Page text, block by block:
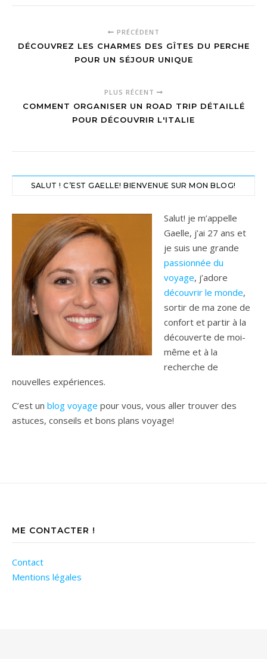
une expérience
maritime unique
PRÉCÉDENT
DÉCOUVREZ LES CHARMES DES GÎTES DU PERCHE
POUR UN SÉJOUR UNIQUE
PLUS RÉCENT
COMMENT ORGANISER UN ROAD TRIP DÉTAILLÉ
POUR DÉCOUVRIR L'ITALIE
SALUT ! C’EST GAELLE! BIENVENUE SUR MON BLOG!
Salut! je m’appelle
Gaelle, j’ai 27 ans et
je suis une grande
passionnée du
voyage, j’adore
découvrir le monde,
sortir de ma zone de
confort et partir à la
découverte de moi-
même et à la
recherche de
nouvelles expériences.
C’est un blog voyage pour vous, vous aller trouver des
astuces, conseils et bons plans voyage!
ME CONTACTER !
Contact
Mentions légales